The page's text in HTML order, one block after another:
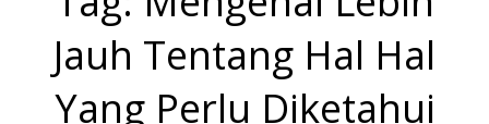
DONOR DAN
Jauh Tentang Hal Hal
Yang Perlu Diketahui